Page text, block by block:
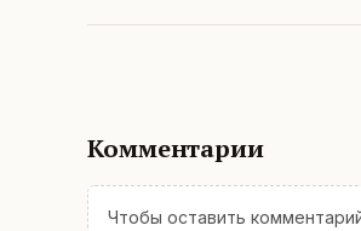
Комментарии
Чтобы оставить